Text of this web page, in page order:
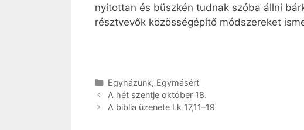
nyitottan és büszkén tudnak szóba állni
résztvevők közösségépítő módszereket
Kategória
Egyházunk, Egymásért
A hét szentje október 18.
A biblia üzenete Lk 17,11–19